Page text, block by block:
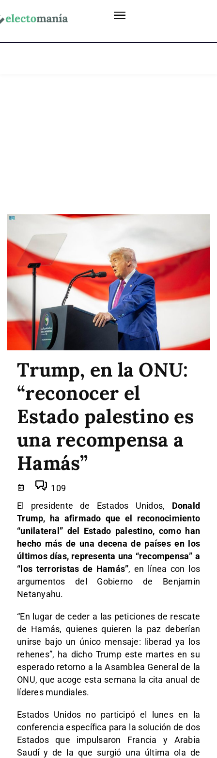
Trump, en la ONU:
“reconocer el
Estado palestino es
una recompensa a
Hamás”
109
El presidente de Estados Unidos, Donald
Trump, ha afirmado que el reconocimiento
“unilateral” del Estado palestino, como han
hecho más de una decena de países en los
últimos días, representa una “recompensa” a
“los terroristas de Hamás”, en línea con los
argumentos del Gobierno de Benjamin
Netanyahu.
“En lugar de ceder a las peticiones de rescate
de Hamás, quienes quieren la paz deberían
unirse bajo un único mensaje: liberad ya los
rehenes”, ha dicho Trump este martes en su
esperado retorno a la Asamblea General de la
ONU, que acoge esta semana la cita anual de
líderes mundiales.
Estados Unidos no participó el lunes en la
conferencia específica para la solución de dos
Estados que impulsaron Francia y Arabia
Saudí y de la que surgió una última ola de